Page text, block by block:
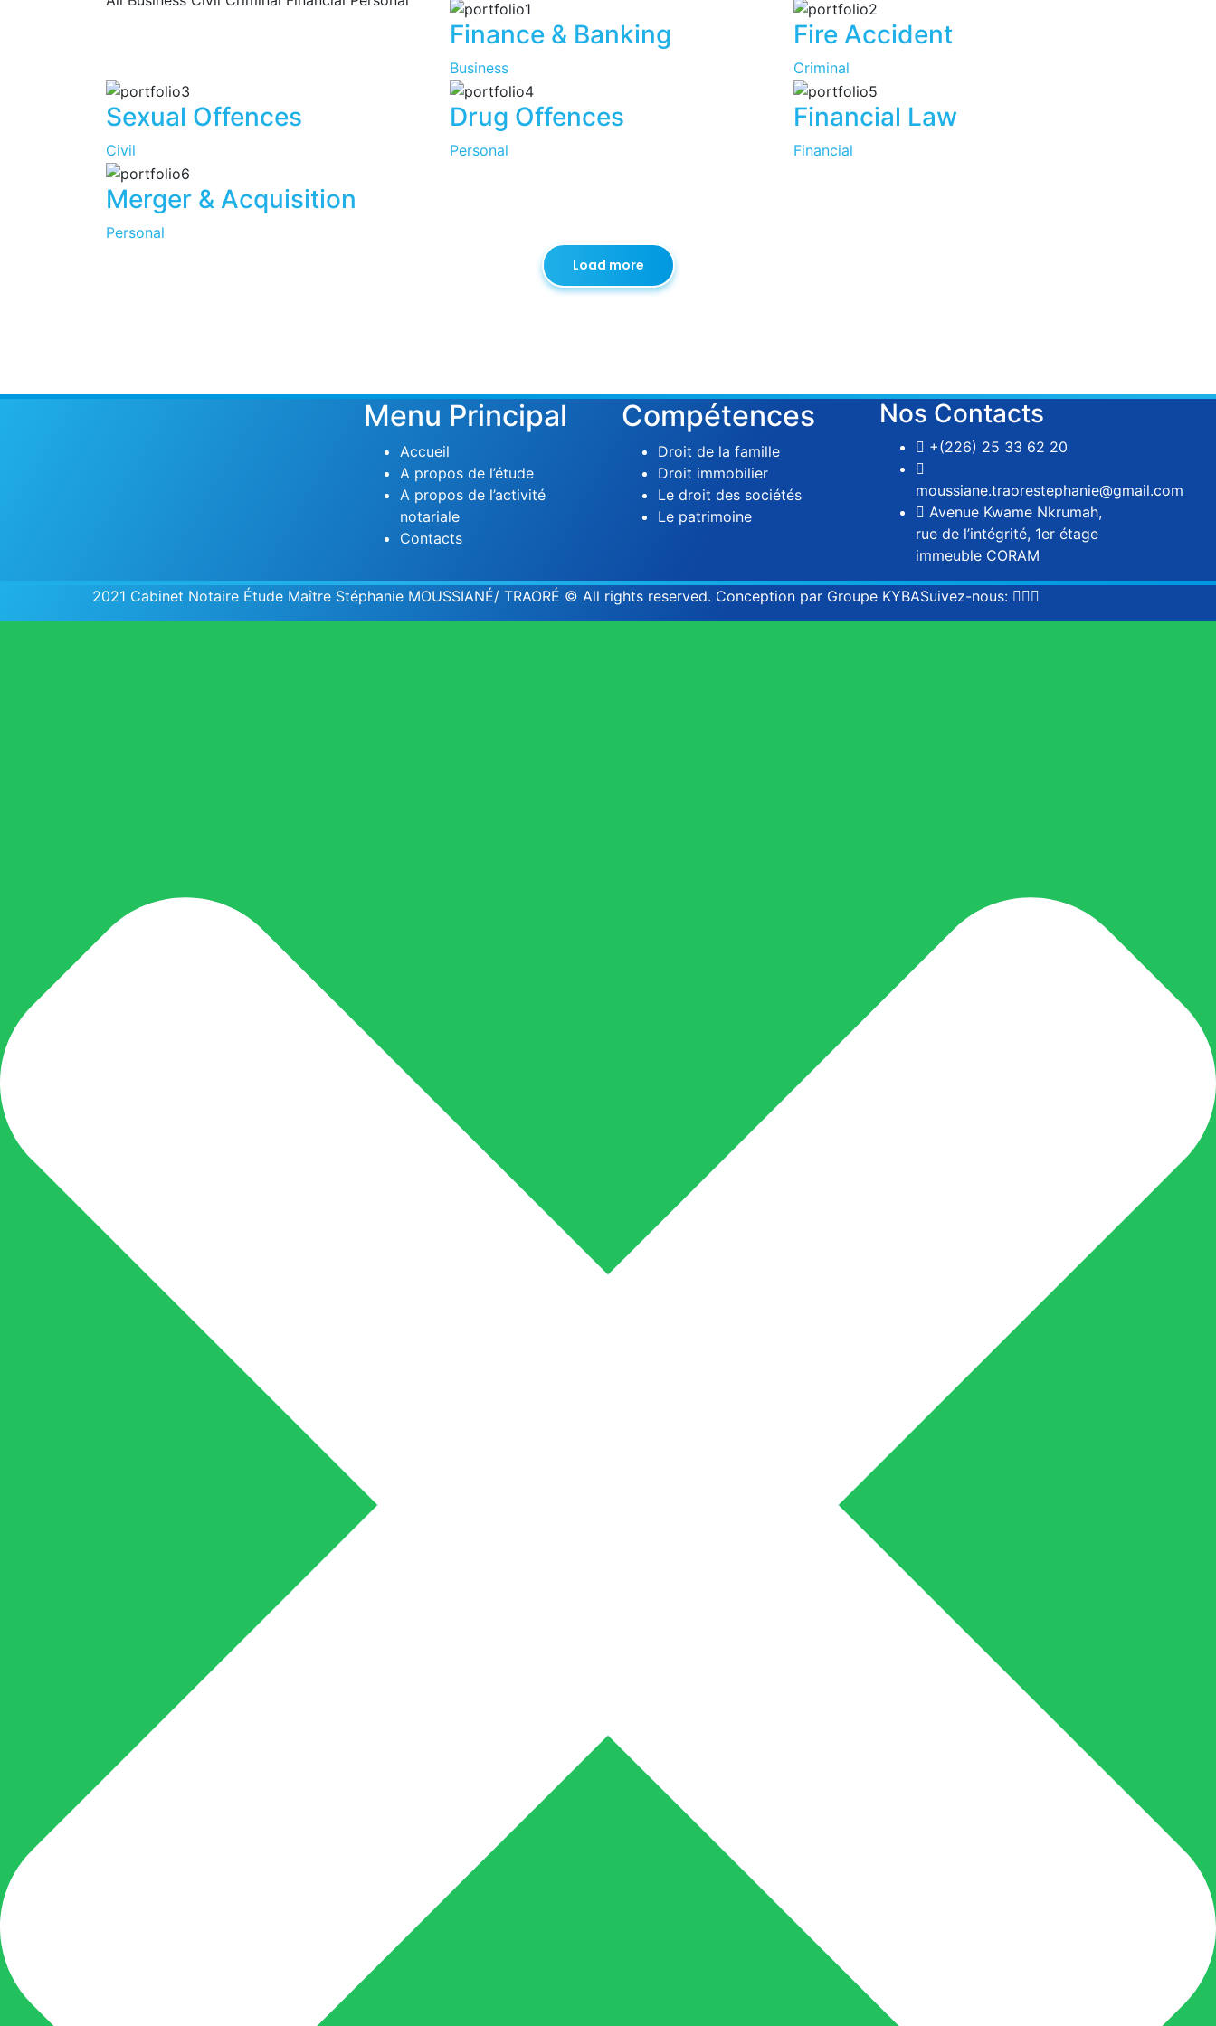
Finance & Banking
Business
Fire Accident
Criminal
Sexual Offences
Civil
Drug Offences
Personal
Financial Law
Financial
Merger & Acquisition
Personal
Load more
Menu Principal
Accueil
A propos de l’étude
A propos de l’activité
notariale
Contacts
Compétences
Droit de la famille
Droit immobilier
Le droit des sociétés
Le patrimoine
Nos Contacts
+(226) 25 33 62 20
moussiane.traorestephanie@gmail.com
Avenue Kwame Nkrumah,
rue de l’intégrité, 1er étage
immeuble CORAM
2021 Cabinet Notaire Étude Maître Stéphanie MOUSSIANÉ/ TRAORÉ © All rights reserved. Conception par Groupe KYBASuivez-nous: